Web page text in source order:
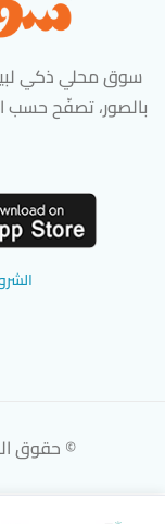
سوق محلي ذكي
بالصور، تصفّح حسب
© حقوق النشر 2026.